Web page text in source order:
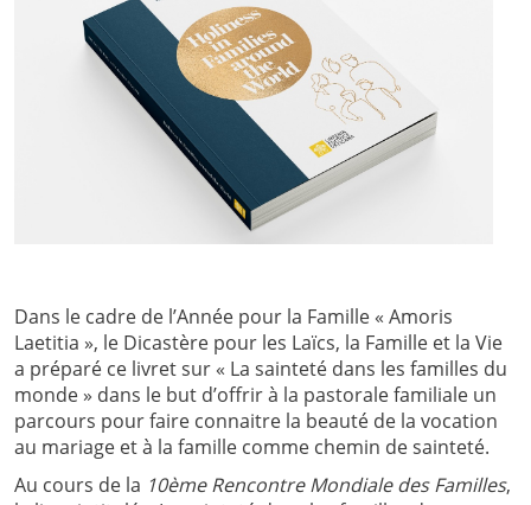
Dans le cadre de l’Année pour la Famille « Amoris
Laetitia », le Dicastère pour les Laïcs, la Famille et la Vie
a préparé ce livret sur « La sainteté dans les familles du
monde » dans le but d’offrir à la pastorale familiale un
parcours pour faire connaitre la beauté de la vocation
au mariage et à la famille comme chemin de sainteté.
Au cours de la 10ème Rencontre Mondiale des Familles,